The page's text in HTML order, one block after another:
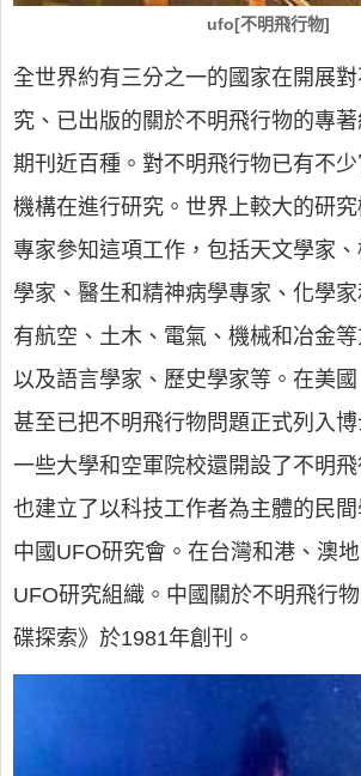
ufo[不明飛行物]
全世界約有三分之一的國家在開展
究、已出版的關於不明飛行物的專
期刊近百種。對不明飛行物已有不
機構在進行研究。世界上較大的研
專家參知這項工作，包括天文學家
學家、醫生和精神病學專家、化學
有航空、土木、電氣、機械和冶金等
以及語言學家、歷史學家等。在美
甚至已把不明飛行物問題正式列入博
一些大學和空軍院校還開設了不明
也建立了以科技工作者為主體的民
中國UFO研究會。在台灣和港、澳
UFO研究組織。中國關於不明飛行
碟探索》於1981年創刊。